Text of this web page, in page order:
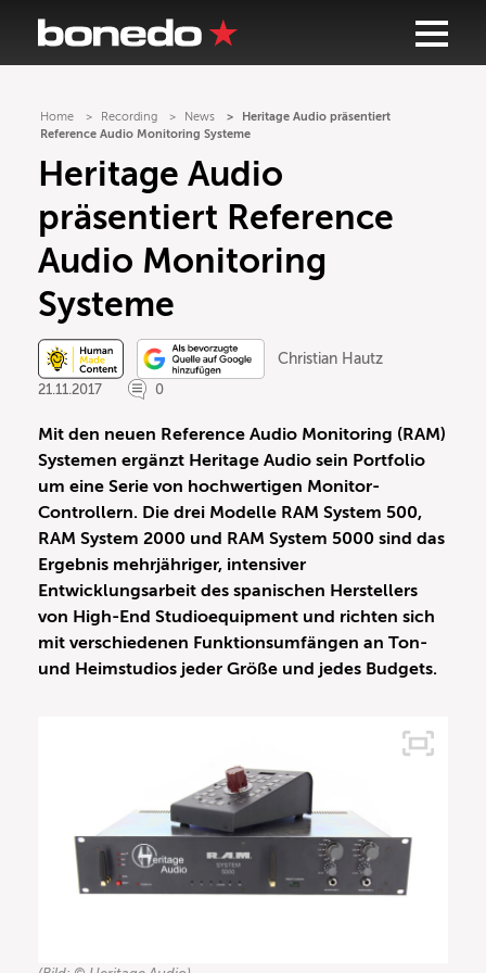
Home Recording News
Heritage Audio präsentiert
Reference Audio Monitoring Systeme
Heritage Audio
präsentiert Reference
Audio Monitoring
Systeme
Christian Hautz
21.11.2017
0
Mit den neuen Reference Audio Monitoring (RAM)
Systemen ergänzt Heritage Audio sein Portfolio
um eine Serie von hochwertigen Monitor-
Controllern. Die drei Modelle RAM System 500,
RAM System 2000 und RAM System 5000 sind das
Ergebnis mehrjähriger, intensiver
Entwicklungsarbeit des spanischen Herstellers
von High-End Studioequipment und richten sich
mit verschiedenen Funktions­umfängen an Ton-
und Heimstudios jeder Größe und jedes Budgets.